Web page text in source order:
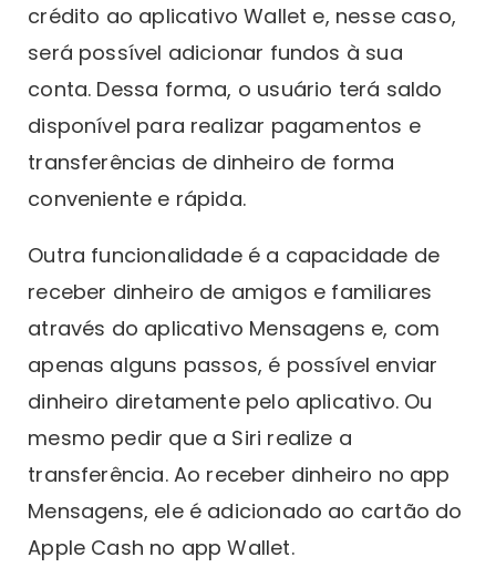
crédito ao aplicativo Wallet e, nesse caso,
será possível adicionar fundos à sua
conta. Dessa forma, o usuário terá saldo
disponível para realizar pagamentos e
transferências de dinheiro de forma
conveniente e rápida.
Outra funcionalidade é a capacidade de
receber dinheiro de amigos e familiares
através do aplicativo Mensagens e, com
apenas alguns passos, é possível enviar
dinheiro diretamente pelo aplicativo. Ou
mesmo pedir que a Siri realize a
transferência. Ao receber dinheiro no app
Mensagens, ele é adicionado ao cartão do
Apple Cash no app Wallet.